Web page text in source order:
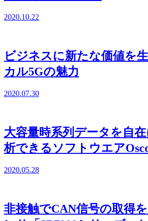
2020.10.22
ビジネスに新たな価値を
カル5Gの魅力
2020.07.30
大容量時系列データを自
析できるソフトウエア
2020.05.28
非接触でCAN信号の取得